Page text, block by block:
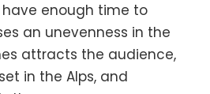
have enough time to
an unevenness in the
attracts the audience,
in the Alps, and